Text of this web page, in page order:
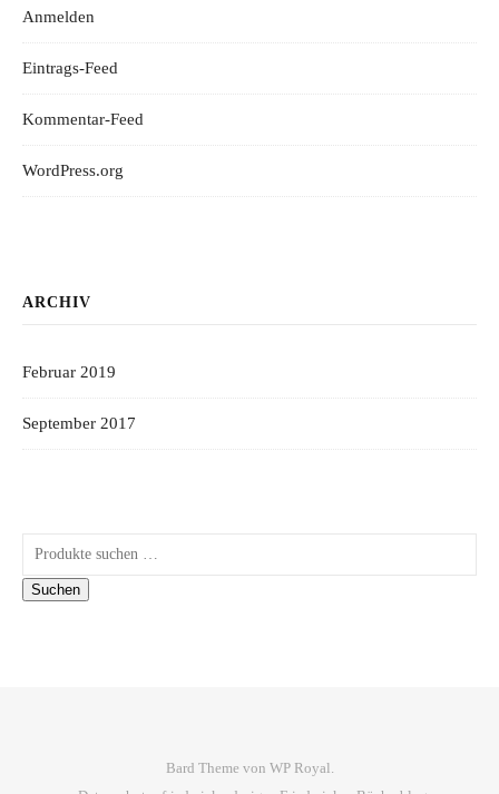
Anmelden
Eintrags-Feed
Kommentar-Feed
WordPress.org
ARCHIV
Februar 2019
September 2017
Suchen nach:
Suchen
Bard Theme von WP Royal.